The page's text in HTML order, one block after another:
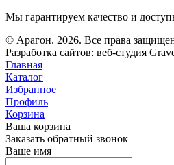
Мы гарантируем качество и
© Арагон. 2026. Все права
Разработка сайтов: веб-студия
Главная
Каталог
Избранное
Профиль
Корзина
Ваша корзина
Заказать обратный звонок
Ваше имя